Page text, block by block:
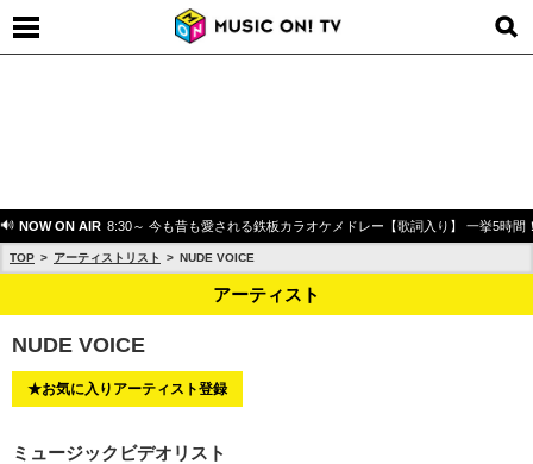
NOW ON AIR 8:30～ 今も昔も愛される鉄板カラオケメドレー【歌詞入り】 一挙5時間
TOP アーティストリスト NUDE VOICE
アーティスト
NUDE VOICE
★お気に入りアーティスト登録
ミュージックビデオリスト